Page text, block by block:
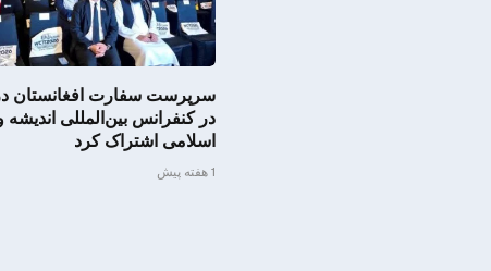
سرپرست سفارت افغانستان در
در کنفرانس بین‌المللی اندیشه
اسلامی اشتراک کرد
1 هفته پیش